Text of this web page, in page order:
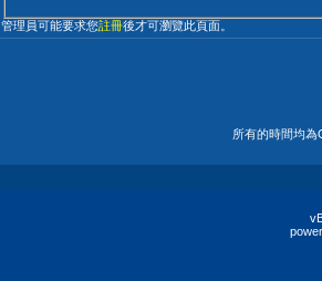
管理員可能要求您註冊後才可瀏覽此頁面。
所有的時間均為